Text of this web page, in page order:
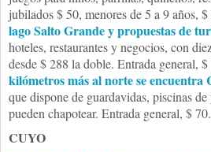
jubilados $ 50, menores de 5 a 9 años, $
lago Salto Grande y propuestas de
hoteles, restaurantes y negocios, con
desde $ 288 la doble. Entrada general,
kilómetros más al norte se
que dispone de guardavidas, piscinas
pueden chapotear. Entrada general, $ 70.
CUYO